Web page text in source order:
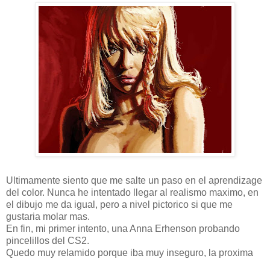
Ultimamente siento que me salte un paso en el aprendizage
del color. Nunca he intentado llegar al realismo maximo, en
el dibujo me da igual, pero a nivel pictorico si que me
gustaria molar mas.
En fin, mi primer intento, una Anna Erhenson probando
pincelillos del CS2.
Quedo muy relamido porque iba muy inseguro, la proxima